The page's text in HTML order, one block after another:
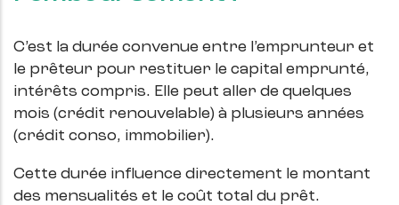
C’est la durée convenue entre l’emprunteur et
le prêteur pour restituer le capital emprunté,
intérêts compris. Elle peut aller de quelques
mois (crédit renouvelable) à plusieurs années
(crédit conso, immobilier).
Cette durée influence directement le montant
des mensualités et le coût total du prêt.